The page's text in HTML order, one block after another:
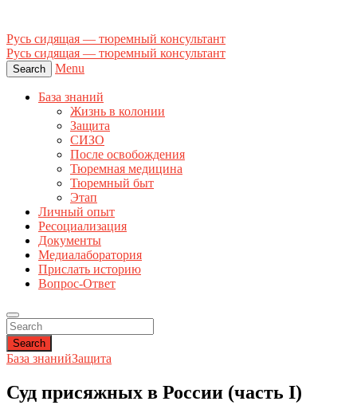
Русь сидящая — тюремный консультант
Русь сидящая — тюремный консультант
Search Menu
База знаний
Жизнь в колонии
Защита
СИЗО
После освобождения
Тюремная медицина
Тюремный быт
Этап
Личный опыт
Ресоциализация
Документы
Медиалаборатория
Прислать историю
Вопрос-Ответ
Search
База знанийЗащита
Суд присяжных в России (часть I)